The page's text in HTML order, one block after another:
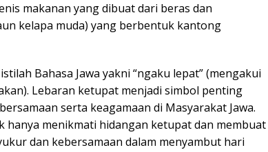
makanan yang dibuat dari beras dan
kelapa muda) yang berbentuk kantong
Bahasa Jawa yakni “ngaku lepat” (mengakui
Lebaran ketupat menjadi simbol penting
serta keagamaan di Masyarakat Jawa.
hanya menikmati hidangan ketupat dan membuat
dan kebersamaan dalam menyambut hari